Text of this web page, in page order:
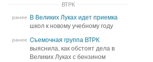
ВТРК
ранее В Великих Луках идет приемка
школ к новому учебному году
В Великих Луках идет приемка
школ к новому учебному году
ранее Cъемочная группа ВТРК
выяснила, как обстоят дела в
Великих Луках с бензином
Cъемочная группа ВТРК
выяснила, как обстоят дела в
Великих Луках с бензином